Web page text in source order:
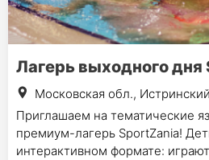
Лагерь выходного дня
Московская обл.,
Приглашаем на тематические
премиум-лагерь SportZania!
интерактивном формате: